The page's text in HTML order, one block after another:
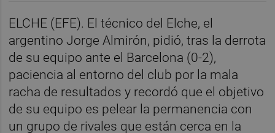
ELCHE (EFE). El técnico del Elche, el
argentino Jorge Almirón, pidió, tras la derrota
de su equipo ante el Barcelona (0-2),
paciencia al entorno del club por la mala
racha de resultados y recordó que el objetivo
de su equipo es pelear la permanencia con
un grupo de rivales que están cerca en la